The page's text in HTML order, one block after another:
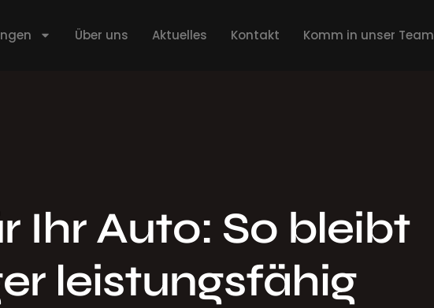
Über uns Aktuelles Kontakt Komm in unser Team
Ihr Auto: So bleibt
leistungsfähig